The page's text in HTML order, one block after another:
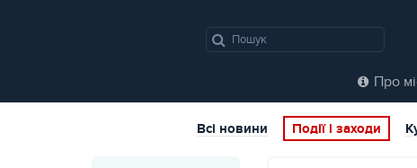
Про
Всі новини Події і заходи